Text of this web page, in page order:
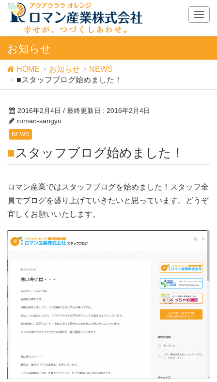
T
g
l
a
o
お知らせ
HOME お知らせ
NEWS
■スタッフブログ始めました！
2016年2月4日 / 最終更新日 : 2016年2月4日
roman-sangyo
NEWS
■スタッフブログ始めました！
ロマン産業ではスタッフブログを始めました！スタッフ全
員でブログを盛り上げていきたいと思っています。どうぞ
宜しくお願いいたします。